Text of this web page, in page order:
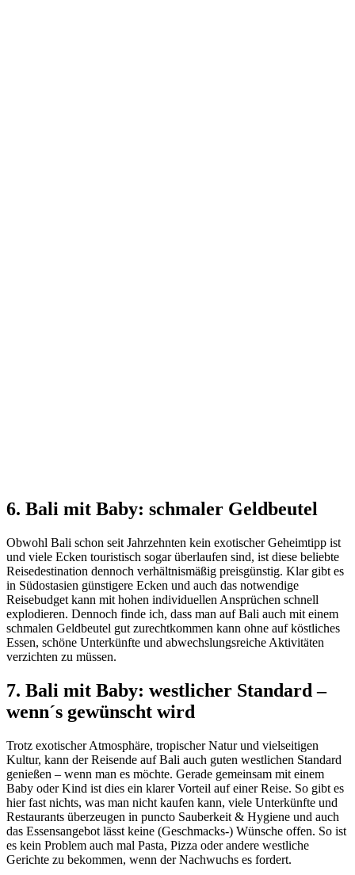
6. Bali mit Baby: schmaler Geldbeutel
Obwohl Bali schon seit Jahrzehnten kein exotischer Geheimtipp ist
und viele Ecken touristisch sogar überlaufen sind, ist diese beliebte
Reisedestination dennoch verhältnismäßig preisgünstig. Klar gibt es
in Südostasien günstigere Ecken und auch das notwendige
Reisebudget kann mit hohen individuellen Ansprüchen schnell
explodieren. Dennoch finde ich, dass man auf Bali auch mit einem
schmalen Geldbeutel gut zurechtkommen kann ohne auf köstliches
Essen, schöne Unterkünfte und abwechslungsreiche Aktivitäten
verzichten zu müssen.
7. Bali mit Baby: westlicher Standard –
wenn´s gewünscht wird
Trotz exotischer Atmosphäre, tropischer Natur und vielseitigen
Kultur, kann der Reisende auf Bali auch guten westlichen Standard
genießen – wenn man es möchte. Gerade gemeinsam mit einem
Baby oder Kind ist dies ein klarer Vorteil auf einer Reise. So gibt es
hier fast nichts, was man nicht kaufen kann, viele Unterkünfte und
Restaurants überzeugen in puncto Sauberkeit & Hygiene und auch
das Essensangebot lässt keine (Geschmacks-) Wünsche offen. So ist
es kein Problem auch mal Pasta, Pizza oder andere westliche
Gerichte zu bekommen, wenn der Nachwuchs es fordert.